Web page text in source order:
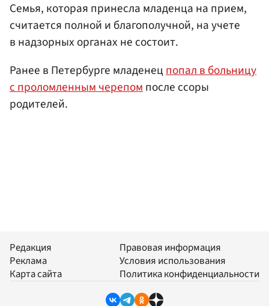
Семья, которая принесла младенца на прием,
считается полной и благополучной, на учете
в надзорных органах не состоит.
Ранее в Петербурге младенецпопал в больницу
с проломленным черепомпосле ссоры
родителей.
Редакция
Реклама
Карта сайта
Правовая информация
Условия использования
Политика конфиденциальности